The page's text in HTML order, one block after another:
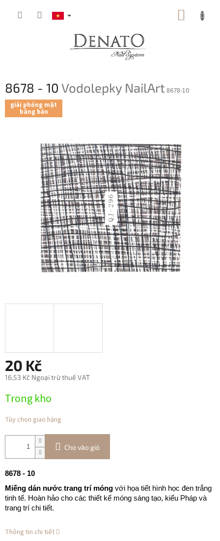
GIỎ
8678 - 10 Vodolepky NailArt 8678-10
giải phóng mặt
bằng bán
20 Kč
16,53 Kč Ngoại trừ thuế VAT
đo
Trong kho
Tùy chọn giao hàng
Cho vào giỏ
8678 - 10
Miếng dán nước trang trí móng với họa tiết hình học đen trắng
tinh tế. Hoàn hảo cho các thiết kế móng sáng tạo, kiểu Pháp và
trang trí chi tiết.
Thông tin chi tiết